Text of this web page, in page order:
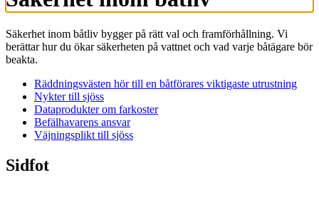
Säkerhet inom båtliv bygger på rätt val och framförhållning. Vi
berättar hur du ökar säkerheten på vattnet och vad varje båtägare bör
beakta.
Räddningsvästen hör till en båtförares viktigaste utrustning
Nykter till sjöss
Dataprodukter om farkoster
Befälhavarens ansvar
Väjningsplikt till sjöss
Sidfot